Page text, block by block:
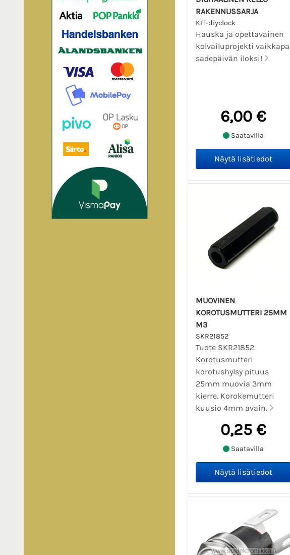
RAKENNUSSARJA
KIT-diyclock
Hauska ja opettavainen
kolvailuprojekti vaikkapa
sadepäivän iloksi!
6,00 €
Saatavilla
MUOVINEN
KOROTUSMUTTERI 25MM
M3
SKR21852
Tuote SKR21852.
Korotusmutteri
korotushylsy pituus
25mm muovia 3mm
kierre. Korokemutteri
kuusio 4mm avain.
0,25 €
Saatavilla